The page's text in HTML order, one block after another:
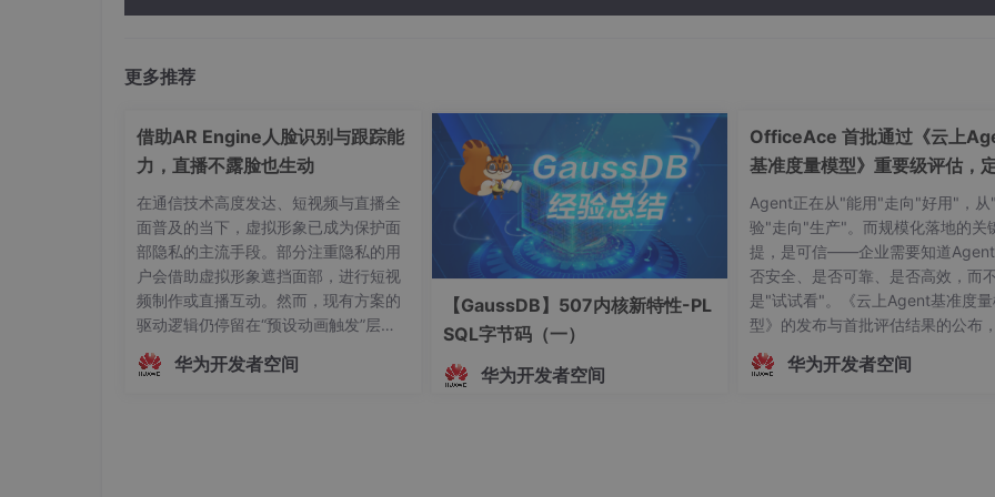
更多推荐
借助AR Engine人脸识别与跟踪能
力，直播不露脸也生动
在通信技术高度发达、短视频与直播全
面普及的当下，虚拟形象已成为保护面
部隐私的主流手段。部分注重隐私的用
户会借助虚拟形象遮挡面部，进行短视
频制作或直播互动。然而，现有方案的
驱动逻辑仍停留在“预设动画触发”层
面，主播的真实动作、姿态变化及情绪
起伏无法被实时解析与映射。这种遮挡
华为开发者空间
【GaussDB】507内核新特性-PL
SQL字节码（一）
华为开发者空间
OfficeAce 首批通过《云上
基准度量模型》重要级评估，
智能体可信新标杆
Agent正在从"能用"走向"好用"，从
验"走向"生产"。而规模化落地的关
提，是可信——企业需要知道
否安全、是否可靠、是否高效，而
是"试试看"。《云上Agent基准度量
型》的发布与首批评估结果的公布
志着中国Agent产业正式迈入"有标可
依、有尺可量"的新阶段。OfficeAce
华为开发者空间